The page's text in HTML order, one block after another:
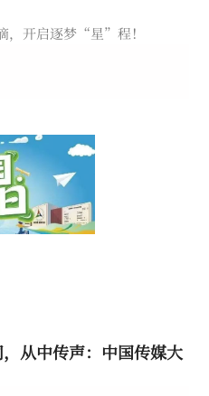
，开启逐梦“星”程！
从中传声：中国传媒大